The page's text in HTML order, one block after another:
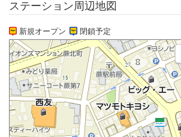
ステーション周辺地図
新規オープン 閉鎖予定